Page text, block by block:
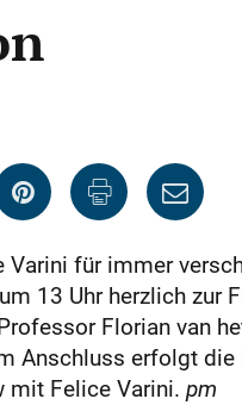
für immer
13 Uhr herzlich zur
Florian van
Anschluss erfolgt
mit Felice Varini. pm